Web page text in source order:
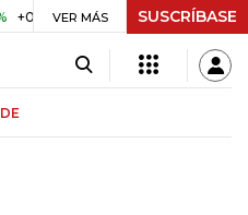
UVR $ 416,91 +$ 0,05 +0,01%
VER MÁS SUSCRÍBASE